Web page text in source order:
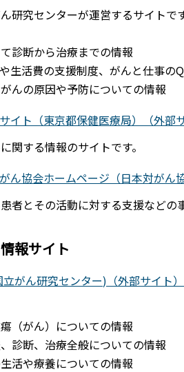
研究センターが運営するサイトです
診断から治療までの情報
生活費の支援制度、がんと仕事の
んの原因や予防についての情報
イト（東京都保健医療局）（外部サ
関する情報のサイトです。
ん協会ホームページ（日本対がん
者とその活動に対する支援などの
報サイト
がん研究センター)（外部サイト）
（がん）についての情報
診断、治療全般についての情報
活や療養についての情報